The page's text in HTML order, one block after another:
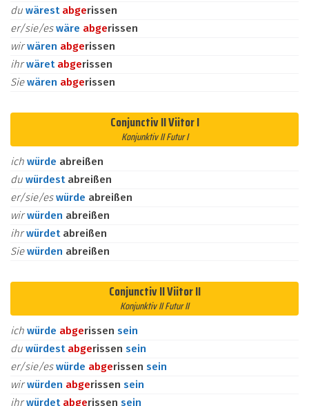
du wärest abgerissen
er/sie/eswäre abgerissen
wirwären abgerissen
ihrwäret abgerissen
Siewären abgerissen
Conjunctiv II Viitor I
Konjunktiv II Futur I
ich würde abreißen
du würdest abreißen
er/sie/eswürde abreißen
wirwürden abreißen
ihrwürdet abreißen
Siewürden abreißen
Conjunctiv II Viitor II
Konjunktiv II Futur II
ich würde abgerissen sein
du würdest abgerissen sein
er/sie/eswürde abgerissen sein
wirwürden abgerissen sein
ihrwürdet abgerissen sein